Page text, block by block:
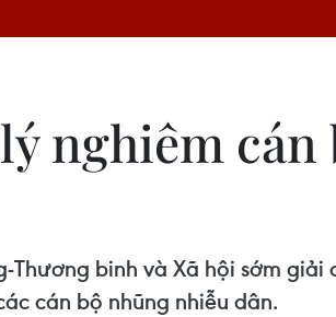
nghiêm cán
Thương binh và Xã hội sớm
cán bộ nhũng nhiễu dân.